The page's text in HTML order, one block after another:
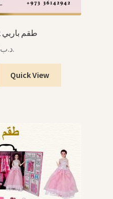
Barbie Set 2 طقم باربي
.د.ب
Quick View